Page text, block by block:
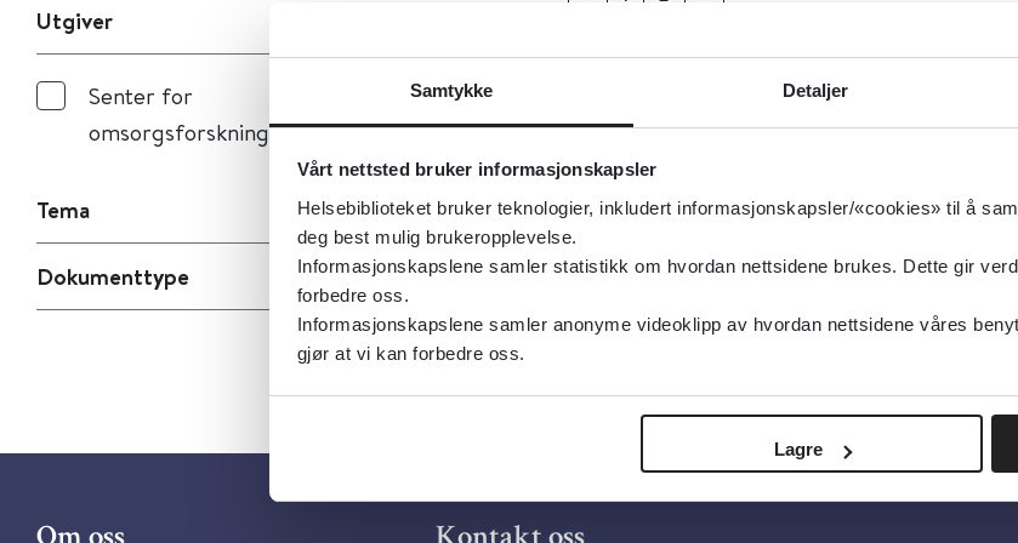
Samtykke Detaljer
Vårt nettsted bruker informasjonskapsler
Helsebiblioteket bruker teknologier, inkludert informasjonskapsler/«cookies» til å
deg best mulig brukeropplevelse.
Informasjonskapslene samler statistikk om hvordan nettsidene brukes. Dette gir
forbedre oss.
Informasjonskapslene samler anonyme videoklipp av hvordan nettsidene våres
gjør at vi kan forbedre oss.
Lagre
Utgiver
Senter for
omsorgsforskning
Tema
Dokumenttype